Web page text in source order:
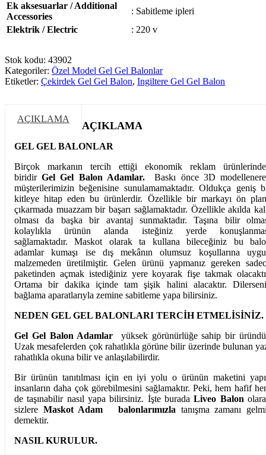
Ek aksesuarlar / Additional
Accessories
: Sabitleme ipleri
Elektrik / Electric
: 220 v
Stok kodu: 43902
Kategoriler: Özel Model Gel Gel Balonlar
Etiketler: Çekirdek Gel Gel Balon, Ingiltere Gel Gel Balon
AÇIKLAMA
AÇIKLAMA
GEL GEL BALONLAR
Birçok markanın tercih ettiği ekonomik reklam
biridirGel Gel Balon Adamlar.Baskı önce 3D
müşterilerimizin beğenisine sunulamamaktadır. Oldukça geniş
kitleye hitap eden bu ürünlerdir. Özellikle bir markayı ön
çıkarmada muazzam bir başarı sağlamaktadır. Özellikle akılda
olması da başka bir avantaj sunmaktadır. Taşına bilir
kolaylıkla ürünün alanda isteğiniz yerde
sağlamaktadır. Maskot olarak ta kullana bileceğiniz bu
adamlar kumaşı ise dış mekânın olumsuz koşullarına
malzemeden üretilmiştir. Gelen ürünü yapmanız gereken
paketinden açmak istediğiniz yere koyarak fişe takmak
Ortama bir dakika içinde tam şişik halini alacaktır.
bağlama aparatlarıyla zemine sabitleme yapa bilirsiniz.
NEDEN GEL GEL BALONLARI TERCİH ETMELİSİNİZ.
Gel Gel Balon Adamlar yüksek görünürlüğe sahip bir
Uzak mesafelerden çok rahatlıkla görüne bilir üzerinde bulunan
rahatlıkla okuna bilir ve anlaşılabilirdir.
Bir ürünün tanıtılması için en iyi yolu o ürünün maketini
insanların daha çok görebilmesini sağlamaktır. Peki, hem hafif
de taşınabilir nasıl yapa bilirsiniz. İşte burada Liveo Balon
sizlere Maskot Adam balonlarımızla tanışma zamanı
demektir.
NASIL KURULUR.